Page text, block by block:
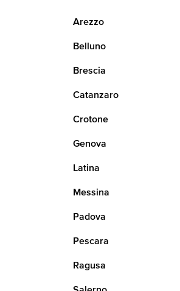
Arezzo
Belluno
Brescia
Catanzaro
Crotone
Genova
Latina
Messina
Padova
Pescara
Ragusa